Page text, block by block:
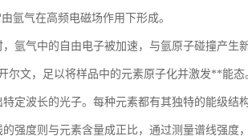
氩气在高频电磁场作用下形成。
氩气中的自由电子被加速，与氩原子碰撞产生
尔文，足以将样品中的元素原子化并激发**能态
定波长的光子。每种元素都有其独特的能级结
度则与元素含量成正比，通过测量谱线强度